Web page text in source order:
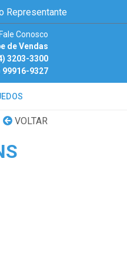
Representante
Fale Conosco
de Vendas
3203-3300
99916-9327
VOLTAR